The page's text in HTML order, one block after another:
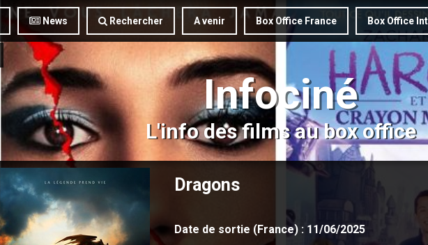
News Rechercher A venir Box Office France Box Office
Infociné
L'info des films au box office
Dragons
Date de sortie (France) : 11/06/2025